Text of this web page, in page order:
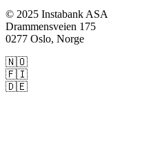
© 2025 Instabank ASA
Drammensveien 175
0277 Oslo, Norge
🇳🇴
🇫🇮
🇩🇪